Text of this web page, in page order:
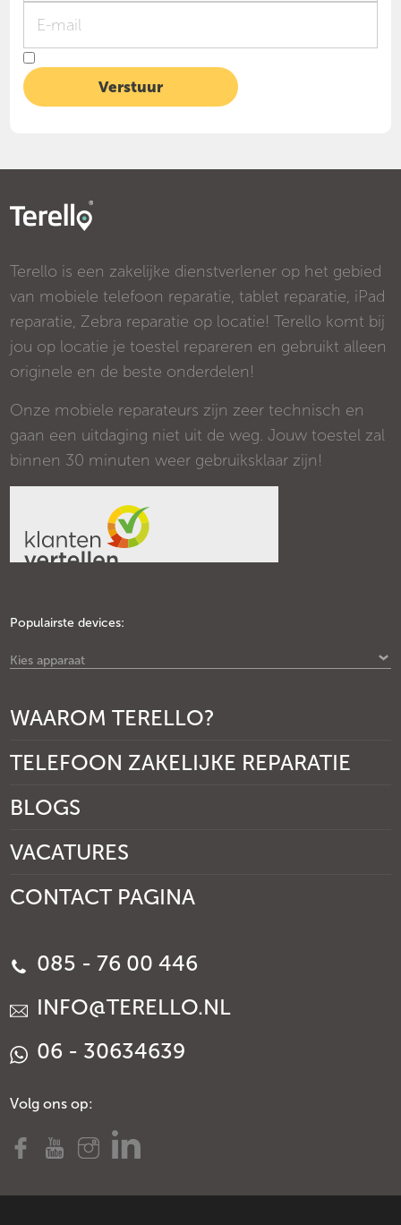
Terello is een zakelijke dienstverlener op het gebied
van mobiele telefoon reparatie, tablet reparatie, iPad
reparatie, Zebra reparatie op locatie! Terello komt bij
jou op locatie je toestel repareren en gebruikt alleen
originele en de beste onderdelen!
Onze mobiele reparateurs zijn zeer technisch en
gaan een uitdaging niet uit de weg. Jouw toestel zal
binnen 30 minuten weer gebruiksklaar zijn!
Populairste devices:
Kies apparaat
WAAROM TERELLO?
TELEFOON ZAKELIJKE REPARATIE
BLOGS
VACATURES
CONTACT PAGINA
085 - 76 00 446
INFO@TERELLO.NL
06 - 30634639
Volg ons op: